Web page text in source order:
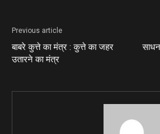
Previous article
बाबरे कुत्ते का मंत्र : कुत्ते का जहर
उतारने का मंत्र